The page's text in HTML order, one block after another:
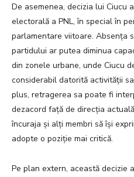
De asemenea, decizia lui Ciucu
electorală a PNL, în special în
parlamentare viitoare. Absența
partidului ar putea diminua
din zonele urbane, unde Ciucu
considerabil datorită activității
plus, retragerea sa poate fi
dezacord față de direcția
încuraja și alți membri să își
adopte o poziție mai critică.
Pe plan extern, această decizie